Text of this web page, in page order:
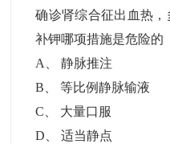
确诊肾综合征出血热
补钾哪项措施是危险
A
、静脉推注
B 、等比例静脉输液
C
大量口服
D 、适当静点